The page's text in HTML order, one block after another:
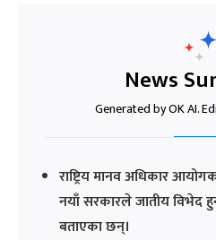
News
Generated by OK AI.
राष्ट्रिय मानव अधिकार
नयाँ सरकारले जातीय विभेद
बताएका छन्।